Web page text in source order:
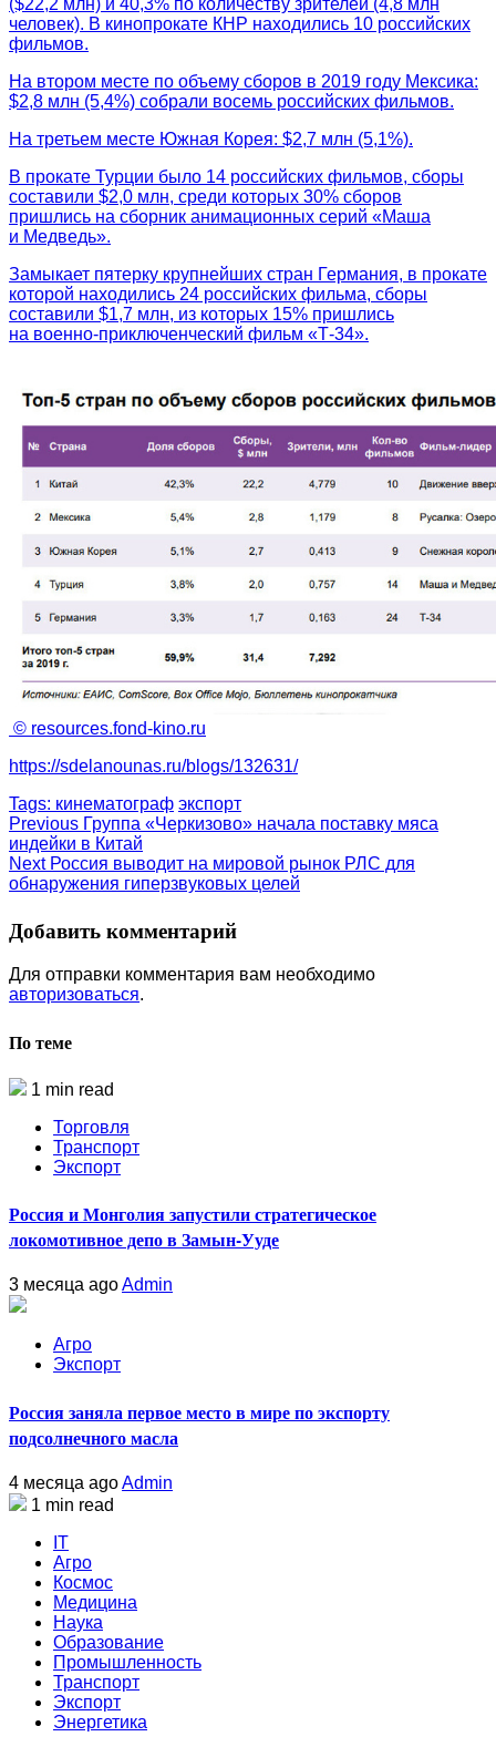
человек). В кинопрокате КНР находились 10 российских
фильмов.
На втором месте по объему сборов в 2019 году Мексика:
$2,8 млн (5,4%) собрали восемь российских фильмов.
На третьем месте Южная Корея: $2,7 млн (5,1%).
В прокате Турции было 14 российских фильмов, сборы
составили $2,0 млн, среди которых 30% сборов
пришлись на сборник анимационных серий «Маша
и Медведь».
Замыкает пятерку крупнейших стран Германия, в прокате
которой находились 24 российских фильма, сборы
составили $1,7 млн, из которых 15% пришлись
на военно-приключенческий фильм «Т-34».
© resources.fond-kino.ru
https://sdelanounas.ru/blogs/132631/
Tags: кинематограф экспорт
Continue
Reading
Previous Группа «Черкизово» начала поставку мяса
индейки в Китай
NextРоссия выводит на мировой рынок РЛС для
обнаружения гиперзвуковых целей
Добавить комментарий
Для отправки комментария вам необходимо
авторизоваться.
По теме
1 min read
Торговля
Транспорт
Экспорт
Россия и Монголия запустили стратегическое
локомотивное депо в Замын-Ууде
3 месяца agoAdmin
Агро
Экспорт
Россия заняла первое место в мире по экспорту
подсолнечного масла
4 месяца agoAdmin
1 min read
IT
Агро
Космос
Медицина
Наука
Образование
Промышленность
Транспорт
Экспорт
Энергетика